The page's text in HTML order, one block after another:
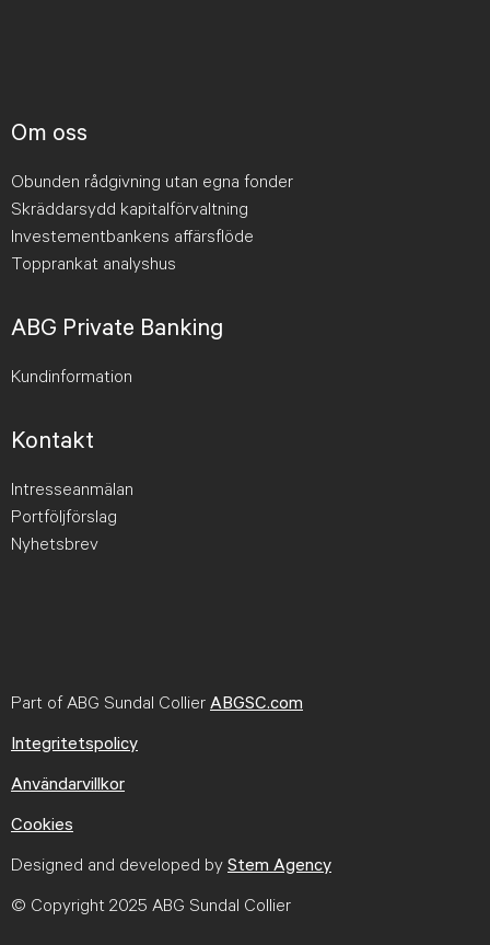
Om oss
Obunden rådgivning utan egna fonder
Skräddarsydd kapitalförvaltning
Investementbankens affärsflöde
Topprankat analyshus
ABG Private Banking
Kundinformation
Kontakt
Intresseanmälan
Portföljförslag
Nyhetsbrev
Part of ABG Sundal Collier ABGSC.com
Integritetspolicy
Användarvillkor
Cookies
Designed and developed by Stem Agency
© Copyright 2025 ABG Sundal Collier